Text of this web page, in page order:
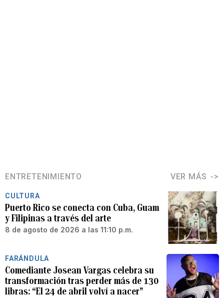
ENTRETENIMIENTO VER MÁS
CULTURA
Puerto Rico se conecta con Cuba, Guam
y Filipinas a través del arte
8 de agosto de 2026 a las 11:10 p.m.
FARÁNDULA
Comediante Josean Vargas celebra su
transformación tras perder más de 130
libras: “El 24 de abril volví a nacer”